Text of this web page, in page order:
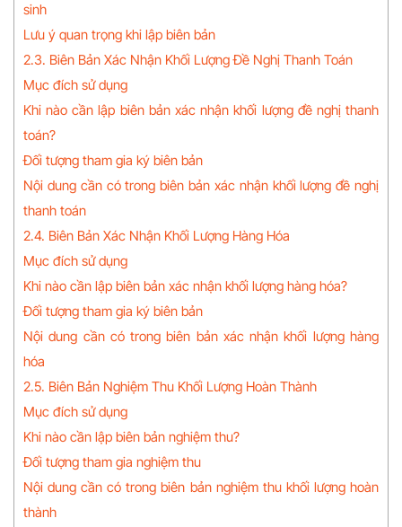
sinh
Lưu ý quan trọng khi lập biên bản
2.3. Biên Bản Xác Nhận Khối Lượng Đề Nghị Thanh Toán
Mục đích sử dụng
Khi nào cần lập biên bản xác nhận khối lượng đề nghị thanh
toán?
Đối tượng tham gia ký biên bản
Nội dung cần có trong biên bản xác nhận khối lượng đề nghị
thanh toán
2.4. Biên Bản Xác Nhận Khối Lượng Hàng Hóa
Mục đích sử dụng
Khi nào cần lập biên bản xác nhận khối lượng hàng hóa?
Đối tượng tham gia ký biên bản
Nội dung cần có trong biên bản xác nhận khối lượng hàng
hóa
2.5. Biên Bản Nghiệm Thu Khối Lượng Hoàn Thành
Mục đích sử dụng
Khi nào cần lập biên bản nghiệm thu?
Đối tượng tham gia nghiệm thu
Nội dung cần có trong biên bản nghiệm thu khối lượng hoàn
thành